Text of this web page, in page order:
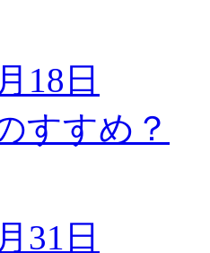
18日
すすめ？
31日